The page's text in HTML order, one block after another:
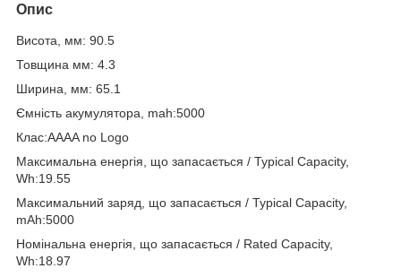
Опис
Висота, мм: 90.5
Товщина мм: 4.3
Ширина, мм: 65.1
Ємність акумулятора, mah:5000
Клас:AAAA no Logo
Максимальна енергія, що запасається / Typical Capacity,
Wh:19.55
Максимальний заряд, що запасається / Typical Capacity,
mAh:5000
Номінальна енергія, що запасається / Rated Capacity,
Wh:18.97